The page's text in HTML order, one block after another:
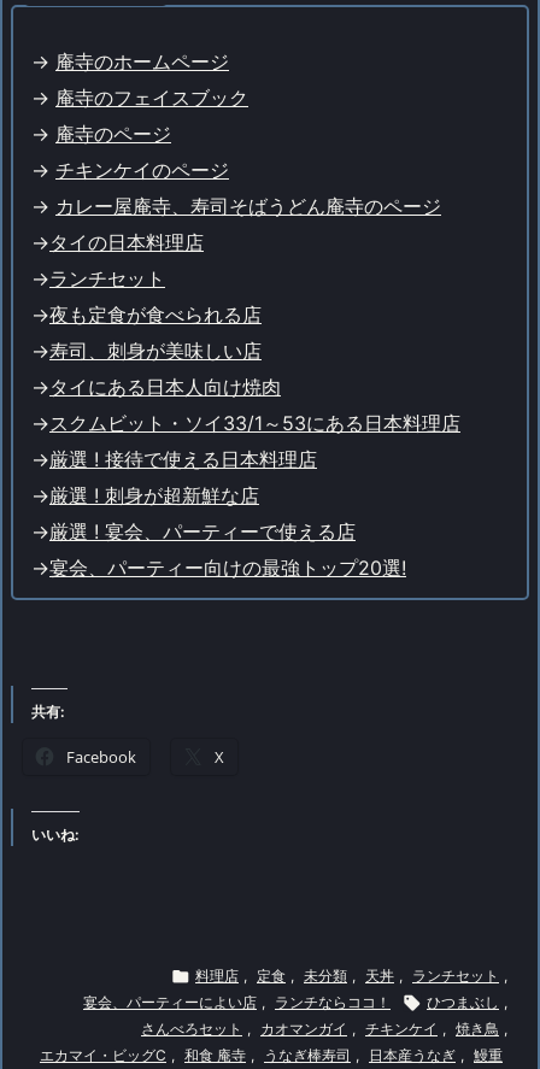
-> 庵寺のホームページ
-> 庵寺のフェイスブック
-> 庵寺のページ
-> チキンケイのページ
-> カレー屋庵寺、寿司そばうどん庵寺のページ
->タイの日本料理店
->ランチセット
->夜も定食が食べられる店
->寿司、刺身が美味しい店
->タイにある日本人向け焼肉
->スクムビット・ソイ33/1～53にある日本料理店
->厳選 ! 接待で使える日本料理店
->厳選 ! 刺身が超新鮮な店
->厳選 ! 宴会、パーティーで使える店
->宴会、パーティー向けの最強トップ20選!
共有:
Facebook X
いいね:
 料理店 , 定食 , 未分類 , 天丼 , ランチセット ,
宴会、パーティーによい店 , ランチならココ！  ひつまぶし ,
さんべろセット , カオマンガイ , チキンケイ , 焼き鳥 ,
エカマイ・ビッグC , 和食 庵寺 , うなぎ棒寿司 , 日本産うなぎ , 鰻重